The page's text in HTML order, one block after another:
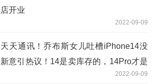
店开业
2022-09-09
天天通讯！乔布斯女儿吐槽iPhone14没
新意引热议！14是卖库存的，14Pro才是
2022-09-09